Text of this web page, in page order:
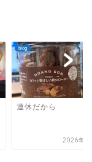
blog
連休だから
2026年5